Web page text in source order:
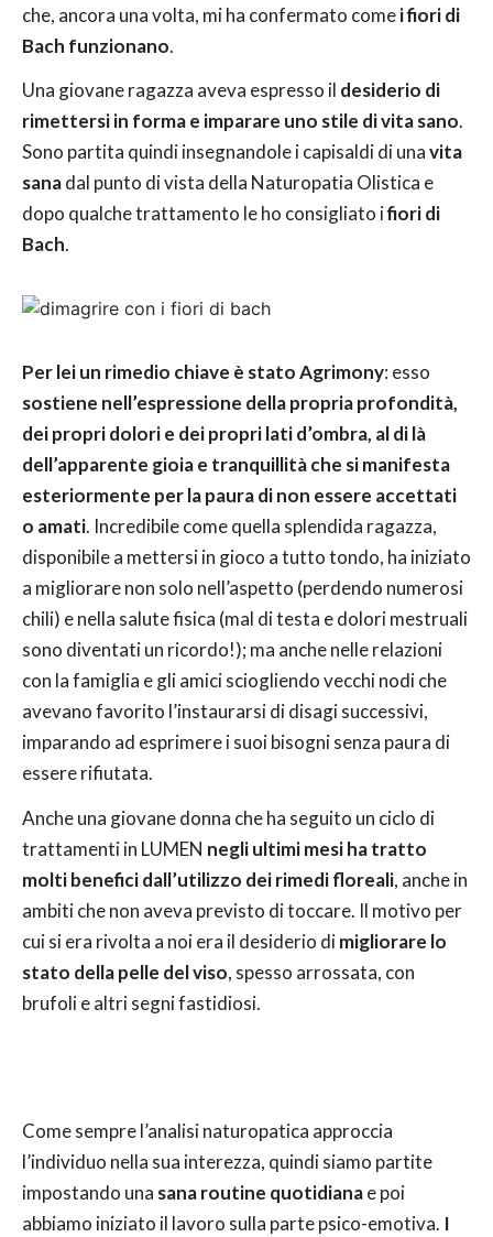
che, ancora una volta, mi ha confermato comei fiori di
Bach funzionano.
Una giovane ragazza aveva espresso il desiderio di
rimettersi in forma e imparare uno stile di vita sano.
Sono partita quindi insegnandole i capisaldi di unavita
sanadal punto di vista della Naturopatia Olistica e
dopo qualche trattamento le ho consigliato ifiori di
Bach.
Per lei un rimedio chiave è stato Agrimony: esso
sostiene nell’espressione della propria profondità,
dei propri dolori e dei propri lati d’ombra, al di là
dell’apparente gioia e tranquillità che si manifesta
esteriormente per la paura di non essere accettati
o amati. Incredibile come quella splendida ragazza,
disponibile a mettersi in gioco a tutto tondo, ha iniziato
a migliorare non solo nell’aspetto (perdendo numerosi
chili) e nella salute fisica (mal di testa e dolori mestruali
sono diventati un ricordo!); ma anche nelle relazioni
con la famiglia e gli amici sciogliendo vecchi nodi che
avevano favorito l’instaurarsi di disagi successivi,
imparando ad esprimere i suoi bisogni senza paura di
essere rifiutata.
Anche una giovane donna che ha seguito un ciclo di
trattamenti in LUMEN negli ultimi mesi ha tratto
molti benefici dall’utilizzo dei rimedi floreali, anche in
ambiti che non aveva previsto di toccare. Il motivo per
cui si era rivolta a noi era il desiderio dimigliorare lo
stato della pelle del viso, spesso arrossata, con
brufoli e altri segni fastidiosi.
Come sempre l’analisi naturopatica approccia
l’individuo nella sua interezza, quindi siamo partite
impostando una sana routine quotidianae poi
abbiamo iniziato il lavoro sulla parte psico-emotiva. I